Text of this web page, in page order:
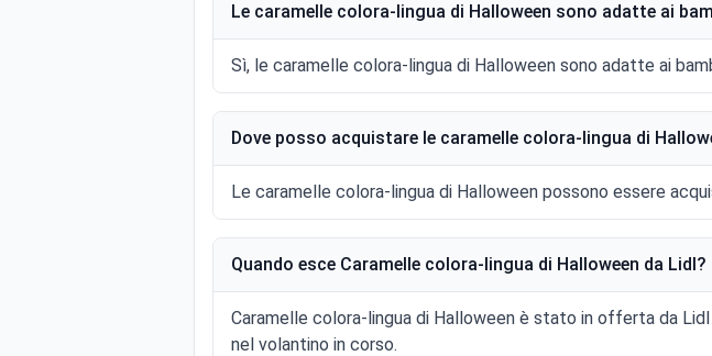
Le caramelle colora-lingua di Halloween sono adatte ai
Sì, le caramelle colora-lingua di Halloween sono adatte ai
Dove posso acquistare le caramelle colora-lingua di
Le caramelle colora-lingua di Halloween possono essere
Quando esce Caramelle colora-lingua di Halloween da Lidl?
Caramelle colora-lingua di Halloween è stato in offerta da
nel volantino in corso.